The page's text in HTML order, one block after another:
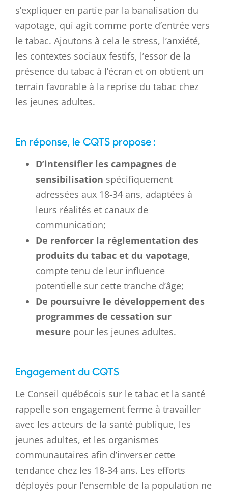
s’expliquer en partie par la banalisation du
vapotage, qui agit comme porte d’entrée vers
le tabac. Ajoutons à cela le stress, l’anxiété,
les contextes sociaux festifs, l’essor de la
présence du tabac à l’écran et on obtient un
terrain favorable à la reprise du tabac chez
les jeunes adultes.
En réponse, le CQTS propose :
D’intensifier les campagnes de
sensibilisation spécifiquement
adressées aux 18‑34 ans, adaptées à
leurs réalités et canaux de
communication;
De renforcer la réglementation des
produits du tabac et du vapotage,
compte tenu de leur influence
potentielle sur cette tranche d’âge;
De poursuivre le développement des
programmes de cessation sur
mesure pour les jeunes adultes.
Engagement du CQTS
Le Conseil québécois sur le tabac et la santé
rappelle son engagement ferme à travailler
avec les acteurs de la santé publique, les
jeunes adultes, et les organismes
communautaires afin d’inverser cette
tendance chez les 18-34 ans. Les efforts
déployés pour l’ensemble de la population ne